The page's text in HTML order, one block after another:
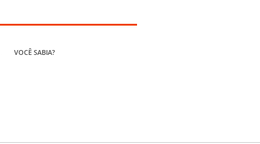
VOCÊ SABIA?